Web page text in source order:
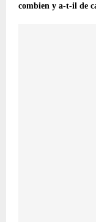
combien y a-t-il de